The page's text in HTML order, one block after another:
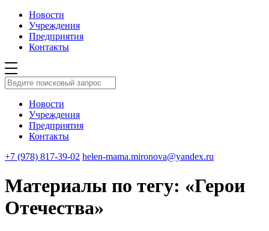
Новости
Учреждения
Предприятия
Контакты
Новости
Учреждения
Предприятия
Контакты
+7 (978) 817-39-02 helen-mama.mironova@yandex.ru
Материалы по тегу: «Герои
Отечества»